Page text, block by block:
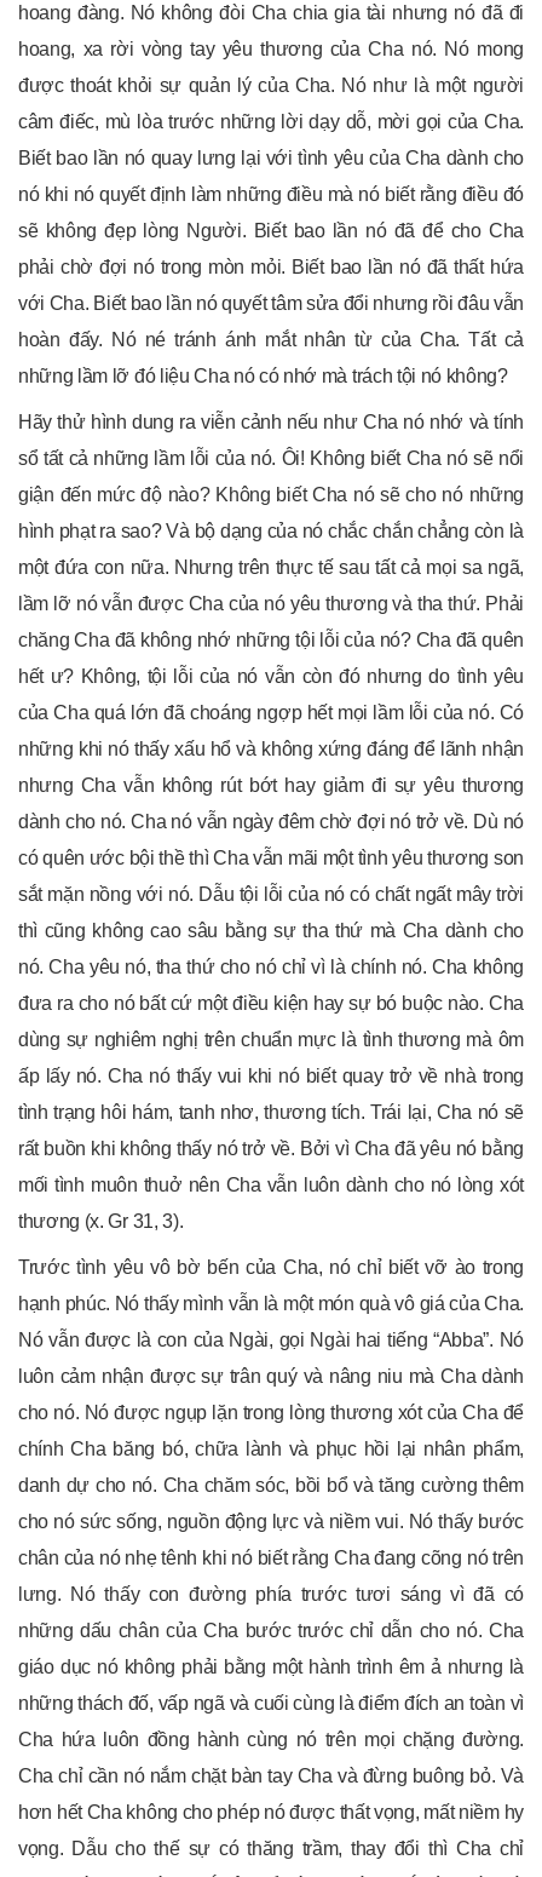
hoang đàng. Nó không đòi Cha chia gia tài nhưng nó đã đi
hoang, xa rời vòng tay yêu thương của Cha nó. Nó mong
được thoát khỏi sự quản lý của Cha. Nó như là một người
câm điếc, mù lòa trước những lời dạy dỗ, mời gọi của Cha.
Biết bao lần nó quay lưng lại với tình yêu của Cha dành cho
nó khi nó quyết định làm những điều mà nó biết rằng điều đó
sẽ không đẹp lòng Người. Biết bao lần nó đã để cho Cha
phải chờ đợi nó trong mòn mỏi. Biết bao lần nó đã thất hứa
với Cha. Biết bao lần nó quyết tâm sửa đổi nhưng rồi đâu vẫn
hoàn đấy. Nó né tránh ánh mắt nhân từ của Cha. Tất cả
những lầm lỡ đó liệu Cha nó có nhớ mà trách tội nó không?
Hãy thử hình dung ra viễn cảnh nếu như Cha nó nhớ và tính
sổ tất cả những lầm lỗi của nó. Ôi! Không biết Cha nó sẽ nổi
giận đến mức độ nào? Không biết Cha nó sẽ cho nó những
hình phạt ra sao? Và bộ dạng của nó chắc chắn chẳng còn là
một đứa con nữa. Nhưng trên thực tế sau tất cả mọi sa ngã,
lầm lỡ nó vẫn được Cha của nó yêu thương và tha thứ. Phải
chăng Cha đã không nhớ những tội lỗi của nó? Cha đã quên
hết ư? Không, tội lỗi của nó vẫn còn đó nhưng do tình yêu
của Cha quá lớn đã choáng ngợp hết mọi lầm lỗi của nó. Có
những khi nó thấy xấu hổ và không xứng đáng để lãnh nhận
nhưng Cha vẫn không rút bớt hay giảm đi sự yêu thương
dành cho nó. Cha nó vẫn ngày đêm chờ đợi nó trở về. Dù nó
có quên ước bội thề thì Cha vẫn mãi một tình yêu thương son
sắt mặn nồng với nó. Dẫu tội lỗi của nó có chất ngất mây trời
thì cũng không cao sâu bằng sự tha thứ mà Cha dành cho
nó. Cha yêu nó, tha thứ cho nó chỉ vì là chính nó. Cha không
đưa ra cho nó bất cứ một điều kiện hay sự bó buộc nào. Cha
dùng sự nghiêm nghị trên chuẩn mực là tình thương mà ôm
ấp lấy nó. Cha nó thấy vui khi nó biết quay trở về nhà trong
tình trạng hôi hám, tanh nhơ, thương tích. Trái lại, Cha nó sẽ
rất buồn khi không thấy nó trở về. Bởi vì Cha đã yêu nó bằng
mối tình muôn thuở nên Cha vẫn luôn dành cho nó lòng xót
thương (x. Gr 31, 3).
Trước tình yêu vô bờ bến của Cha, nó chỉ biết vỡ ào trong
hạnh phúc. Nó thấy mình vẫn là một món quà vô giá của Cha.
Nó vẫn được là con của Ngài, gọi Ngài hai tiếng “Abba”. Nó
luôn cảm nhận được sự trân quý và nâng niu mà Cha dành
cho nó. Nó được ngụp lặn trong lòng thương xót của Cha để
chính Cha băng bó, chữa lành và phục hồi lại nhân phẩm,
danh dự cho nó. Cha chăm sóc, bồi bổ và tăng cường thêm
cho nó sức sống, nguồn động lực và niềm vui. Nó thấy bước
chân của nó nhẹ tênh khi nó biết rằng Cha đang cõng nó trên
lưng. Nó thấy con đường phía trước tươi sáng vì đã có
những dấu chân của Cha bước trước chỉ dẫn cho nó. Cha
giáo dục nó không phải bằng một hành trình êm ả nhưng là
những thách đố, vấp ngã và cuối cùng là điểm đích an toàn vì
Cha hứa luôn đồng hành cùng nó trên mọi chặng đường.
Cha chỉ cần nó nắm chặt bàn tay Cha và đừng buông bỏ. Và
hơn hết Cha không cho phép nó được thất vọng, mất niềm hy
vọng. Dẫu cho thế sự có thăng trầm, thay đổi thì Cha chỉ